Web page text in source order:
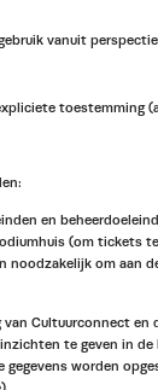
vanuit
toestemming
en
(om
om
Cultuurconnect en
te geven in
worden